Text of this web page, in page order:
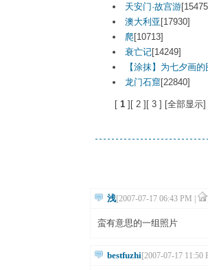
天安门·故宫游
澳大利亚 [17930]
爬 [10713]
衰亡记[14249]
【涂抹】为七夕画的
龙门石窟[22840]
[ 1 ][ 2 ][ 3 ] [全部显示]
浅[2007-07-17 06:43 PM | ]
蛮有意思的一组照片
bestfuzhi[2007-07-17 11:50